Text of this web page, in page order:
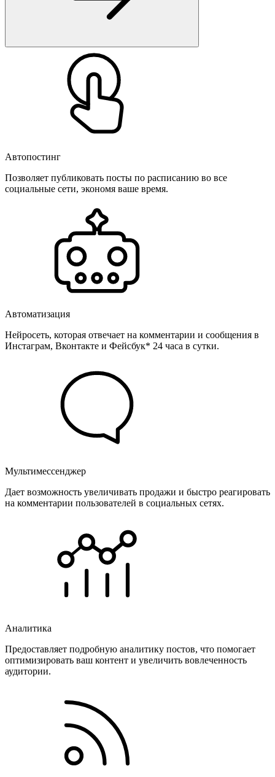
Автопостинг
Позволяет публиковать посты по расписанию во все
социальные сети, экономя ваше время.
Автоматизация
Нейросеть, которая отвечает на комментарии и сообщения в
Инстаграм, Вконтакте и Фейсбук* 24 часа в сутки.
Мультимессенджер
Дает возможность увеличивать продажи и быстро реагировать
на комментарии пользователей в социальных сетях.
Аналитика
Предоставляет подробную аналитику постов, что помогает
оптимизировать ваш контент и увеличить вовлеченность
аудитории.